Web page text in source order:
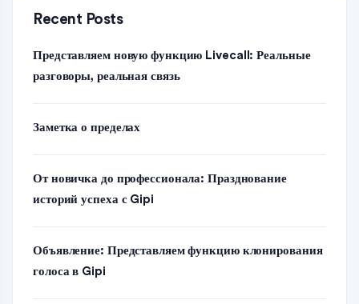
Recent Posts
Представляем новую функцию Livecall: Реальные
разговоры, реальная связь
Заметка о пределах
От новичка до профессионала: Празднование
историй успеха с Gipi
Объявление: Представляем функцию клонирования
голоса в Gipi